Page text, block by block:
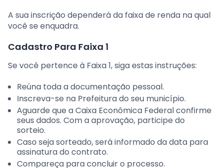
A sua inscrição dependerá da faixa de renda na qual
você se enquadra.
Cadastro Para Faixa 1
Se você pertence à Faixa 1, siga estas instruções:
Reúna toda a documentação pessoal.
Inscreva-se na Prefeitura do seu município.
Aguarde que a Caixa Econômica Federal confirme
seus dados. Com a aprovação, participe do
sorteio.
Caso seja sorteado, será informado da data para
assinatura do contrato.
Compareça para concluir o processo.